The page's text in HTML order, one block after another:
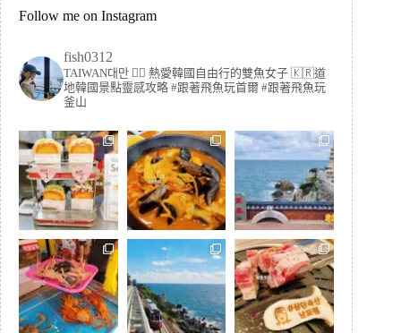
Follow me on Instagram
fish0312
TAIWAN대만 🏳️‍🌈 熱愛韓國自由行的雙魚女子 🇰🇷道
地韓國景點靈感攻略 #跟著飛魚玩首爾 #跟著飛魚玩
釜山